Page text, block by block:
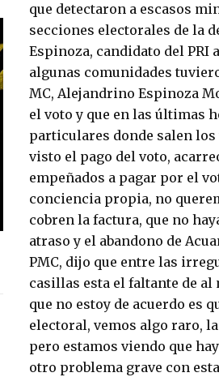
que detectaron a escasos
secciones electorales de la
Espinoza, candidato del
algunas comunidades
MC, Alejandrino Espinoza
el voto y que en las últimas
particulares donde salen los
visto el pago del voto,
empeñados a pagar por el
conciencia propia, no
cobren la factura, que no
atraso y el abandono de
PMC, dijo que entre las
casillas esta el faltante de al
que no estoy de acuerdo es
electoral, vemos algo raro,
pero estamos viendo que
otro problema grave con